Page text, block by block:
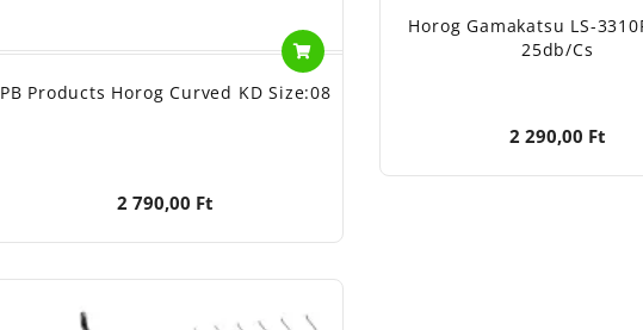
PB Products Horog Curved KD Size:08
2 790,00 Ft
Horog Gamakatsu LS-
25db/cs
2 290,00 Ft